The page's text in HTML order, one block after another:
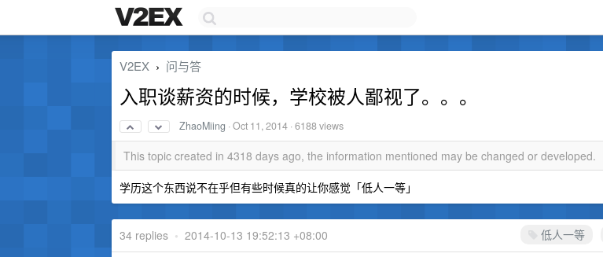
V2EX › 问与答
入职谈薪资的时候，学校被人鄙视了。。。
ZhaoMiing ·Oct 11, 2014 · 6188 views
This topic created in 4318 days ago, the information mentioned may be changed or developed.
学历这个东西说不在乎但有些时候真的让你感觉「低人一等」
低人一等
34 replies • 2014-10-13 19:52:13 +08:00